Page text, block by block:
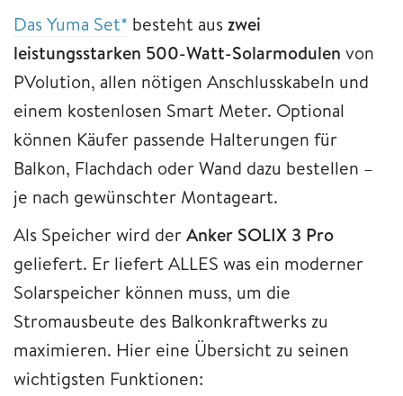
Das Yuma Set* besteht auszwei
leistungsstarken 500-Watt-Solarmodulen von
PVolution, allen nötigen Anschlusskabeln und
einem kostenlosen Smart Meter. Optional
können Käufer passende Halterungen für
Balkon, Flachdach oder Wand dazu bestellen –
je nach gewünschter Montageart.
Als Speicher wird derAnker SOLIX 3 Pro
geliefert. Er liefert ALLES was ein moderner
Solarspeicher können muss, um die
Stromausbeute des Balkonkraftwerks zu
maximieren. Hier eine Übersicht zu seinen
wichtigsten Funktionen: